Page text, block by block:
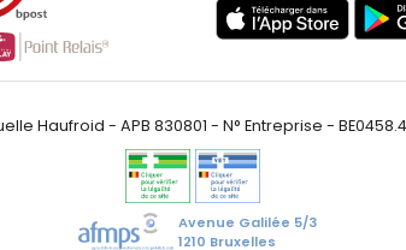
Haufroid - APB 830801 - N° Entreprise -
Avenue Galilée 5/3
1210 Bruxelles